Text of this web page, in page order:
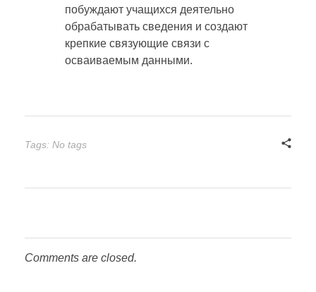
побуждают учащихся деятельно
обрабатывать сведения и создают
крепкие связующие связи с
осваиваемым данными.
Tags: No tags
Comments are closed.